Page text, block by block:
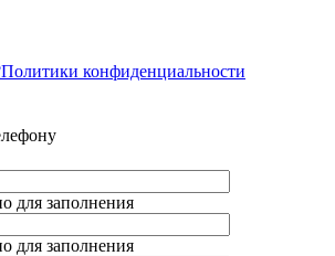
Политики конфиденциальности
для заполнения
для заполнения